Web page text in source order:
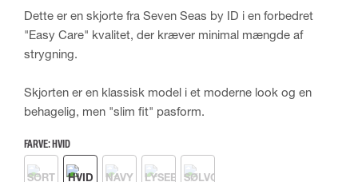
Dette er en skjorte fra Seven Seas by ID i en forbedret
"Easy Care" kvalitet, der kræver minimal mængde af
strygning.
Skjorten er en klassisk model i et moderne look og en
behagelig, men "slim fit" pasform.
FARVE: HVID